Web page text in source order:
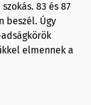
83 és 87
beszél. Úgy
elmennek a